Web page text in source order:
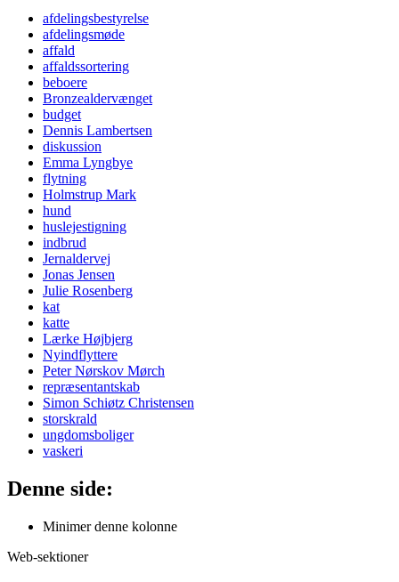
afdelingsbestyrelse
afdelingsmøde
affald
affaldssortering
beboere
Bronzealdervænget
budget
Dennis Lambertsen
diskussion
Emma Lyngbye
flytning
Holmstrup Mark
hund
huslejestigning
indbrud
Jernaldervej
Jonas Jensen
Julie Rosenberg
kat
katte
Lærke Højbjerg
Nyindflyttere
Peter Nørskov Mørch
repræsentantskab
Simon Schiøtz Christensen
storskrald
ungdomsboliger
vaskeri
Denne side:
Minimer denne kolonne
Web-sektioner